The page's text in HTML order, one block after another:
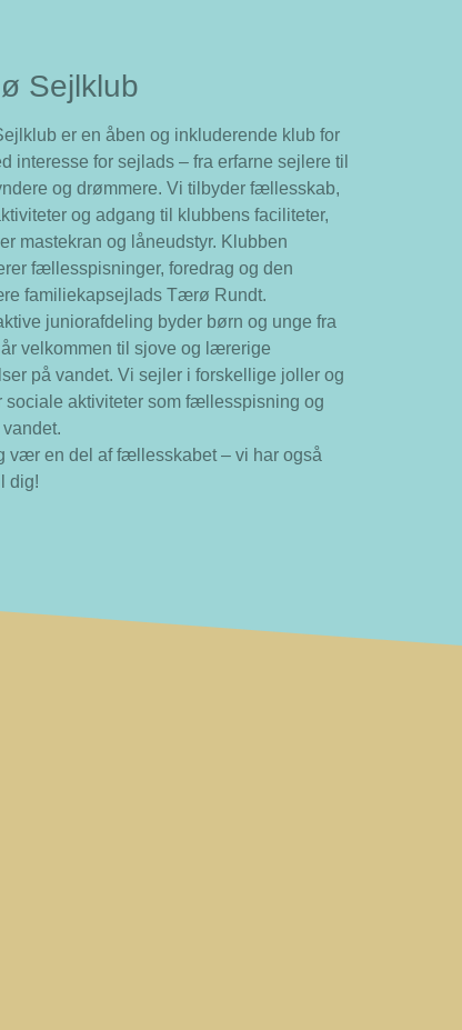
Sejlklub
er en åben og inkluderende klub for
interesse for sejlads – fra erfarne sejlere til
og drømmere. Vi tilbyder fællesskab,
og adgang til klubbens faciliteter,
mastekran og låneudstyr. Klubben
fællesspisninger, foredrag og den
familiekapsejlads Tærø Rundt.
juniorafdeling byder børn og unge fra
velkommen til sjove og lærerige
på vandet. Vi sejler i forskellige joller og
sociale aktiviteter som fællesspisning og
vær en del af fællesskabet – vi har også
dig!